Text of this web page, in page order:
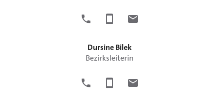
DursineBilek
Bezirksleiterin